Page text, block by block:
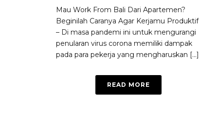
Mau Work From Bali Dari Apartemen?
Beginilah Caranya Agar Kerjamu Produktif
– Di masa pandemi ini untuk mengurangi
penularan virus corona memiliki dampak
pada para pekerja yang mengharuskan [...]
READ MORE